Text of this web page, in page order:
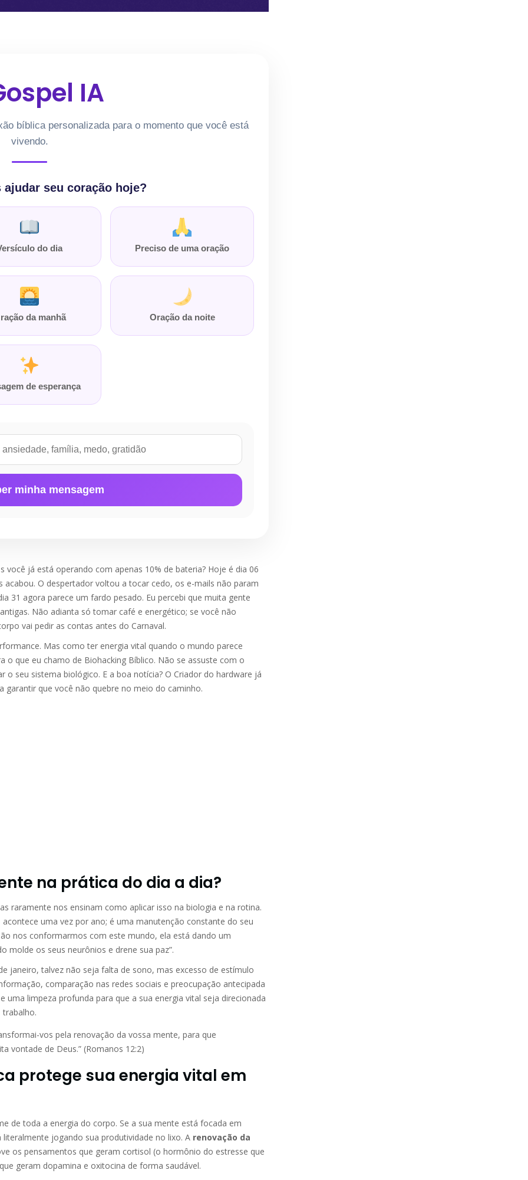
IA
bíblica personalizada para o momento que você está
vivendo.
ajudar seu coração hoje?
do dia Preciso de uma oração
da manhã Oração da noite
de esperança
minha mensagem
já está operando com apenas 10% de bateria? Hoje é dia 06
acabou. O despertador voltou a tocar cedo, os e-mails não param
31 agora parece um fardo pesado. Eu percebi que muita gente
Não adianta só tomar café e energético; se você não
vai pedir as contas antes do Carnaval.
Mas como ter energia vital quando o mundo parece
o que eu chamo de Biohacking Bíblico. Não se assuste com o
seu sistema biológico. E a boa notícia? O Criador do hardware já
que você não quebre no meio do caminho.
na prática do dia a dia?
raramente nos ensinam como aplicar isso na biologia e na rotina.
uma vez por ano; é uma manutenção constante do seu
nos conformarmos com este mundo, ela está dando um
molde os seus neurônios e drene sua paz”.
janeiro, talvez não seja falta de sono, mas excesso de estímulo
comparação nas redes sociais e preocupação antecipada
limpeza profunda para que a sua energia vital seja direcionada
vos pela renovação da vossa mente, para que
vontade de Deus.” (Romanos 12:2)
protege sua energia vital em
de toda a energia do corpo. Se a sua mente está focada em
jogando sua produtividade no lixo. A renovação da
os pensamentos que geram cortisol (o hormônio do estresse que
geram dopamina e oxitocina de forma saudável.